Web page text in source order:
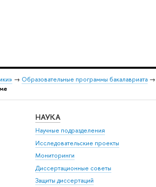
→ Образовательные программы бакалавриата→
НАУКА
Научные подразделения
Исследовательские проекты
Мониторинги
Диссертационные советы
Защиты диссертаций